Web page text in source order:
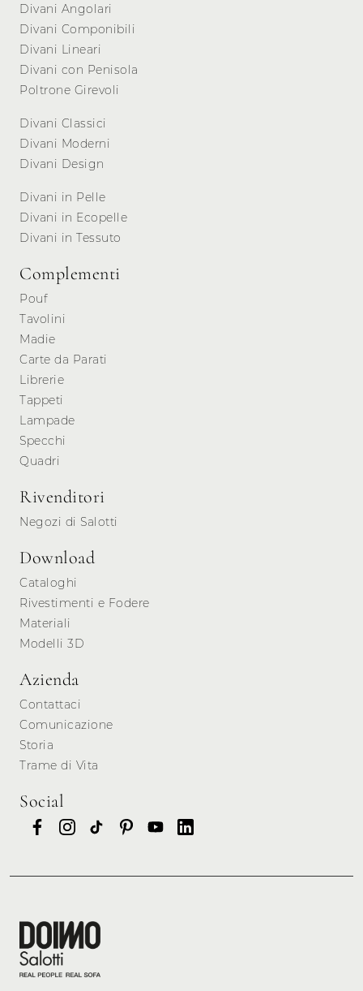
Divani Angolari
Divani Componibili
Divani Lineari
Divani con Penisola
Poltrone Girevoli
Divani Classici
Divani Moderni
Divani Design
Divani in Pelle
Divani in Ecopelle
Divani in Tessuto
Complementi
Pouf
Tavolini
Madie
Carte da Parati
Librerie
Tappeti
Lampade
Specchi
Quadri
Rivenditori
Negozi di Salotti
Download
Cataloghi
Rivestimenti e Fodere
Materiali
Modelli 3D
Azienda
Contattaci
Comunicazione
Storia
Trame di Vita
Social